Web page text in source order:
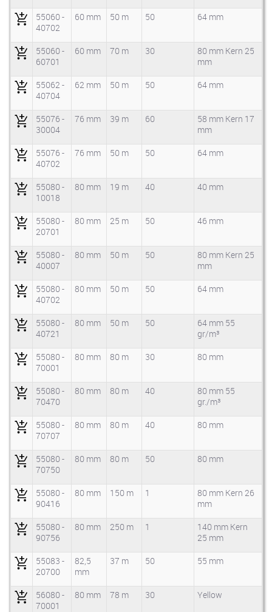
55060 -
40702
60 mm 50 m 50 64 mm
55060 -
60701
60 mm 70 m 30
80 mm Kern 25
mm
55062 -
40704
62 mm 50 m 50 64 mm
55076 -
30004
76 mm 39 m 60
58 mm Kern 17
mm
55076 -
40702
76 mm 50 m 50 64 mm
55080 -
10018
80 mm 19 m 40 40 mm
55080 -
20701
80 mm 25 m 50 46 mm
55080 -
40007
80 mm 50 m 50
80 mm Kern 25
mm
55080 -
40702
80 mm 50 m 50 64 mm
55080 -
40721
80 mm 50 m 50
64 mm 55
gr/m³
55080 -
70001
80 mm 80 m 30 80 mm
55080 -
70470
80 mm 80 m 40
80 mm 55
gr./m³
55080 -
70707
80 mm 80 m 40 80 mm
55080 -
70750
80 mm 80 m 50 80 mm
55080 -
90416
80 mm 150 m 1
80 mm Kern 26
mm
55080 -
90756
80 mm 250 m 1
140 mm Kern
25 mm
55083 -
20700
82,5
mm
37 m 50 55 mm
56080 -
70001
80 mm 78 m 30 Yellow